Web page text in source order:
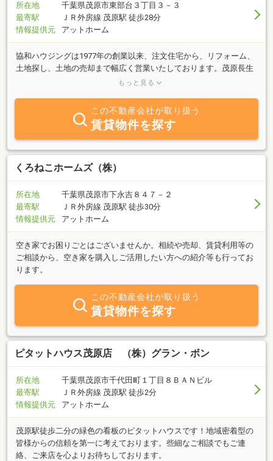
所在地
千葉県茂原市東部台３丁目３－３
最寄駅
ＪＲ外房線 茂原駅 徒歩28分
情報提供元
アットホーム
協和ハウジングは1977年の創業以来、注文住宅から、リフォーム、
土地探し、土地の売却まで幅広く営業いたしております。茂原長生
エリア、山武東金エリアで不動産に関するご要望がございました
もっと見る
この不動産会社が取り扱う
賃貸物件を探す
くろねこホームズ（株）
所在地
千葉県茂原市下永吉８４７－２
最寄駅
ＪＲ外房線 茂原駅 徒歩30分
情報提供元
アットホーム
空き家でお困りごとはございませんか。相続や売却、賃貸利用等の
ご相談から、空き家を購入しご活用したい方への紹介等も行ってお
ります。
この不動産会社が取り扱う
賃貸物件を探す
ピタットハウス茂原店 （株）グラン・ボン
所在地
千葉県茂原市千代田町１丁目８ＢＡＮビル
最寄駅
ＪＲ外房線 茂原駅 徒歩2分
情報提供元
アットホーム
茂原駅徒歩二分の緑色の看板のピタットハウスです！地域密着型の
皆様からの信頼を第一に考えております。些細なご相談でもご連
絡、ご来店を心よりお待ちしております。